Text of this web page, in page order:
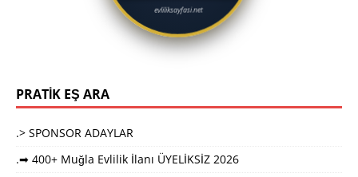
evliliksayfasi.net
PRATİK EŞ ARA
.> SPONSOR ADAYLAR
.➡ 400+ Muğla Evlilik İlanı ÜYELİKSİZ 2026